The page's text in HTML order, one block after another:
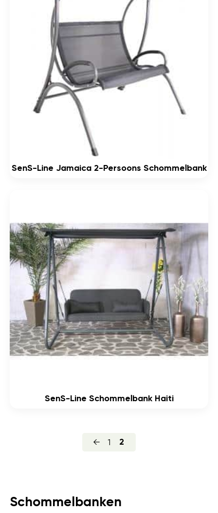
SenS-Line Jamaica 2-Persoons Schommelbank
SenS-Line Schommelbank Haiti
← 1 2
Schommelbanken